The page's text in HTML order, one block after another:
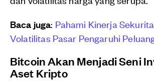
Baca juga: Pahami Kinerja
Volatilitas Pasar Pengaruhi
Bitcoin Akan Menjadi Seni
Aset Kripto